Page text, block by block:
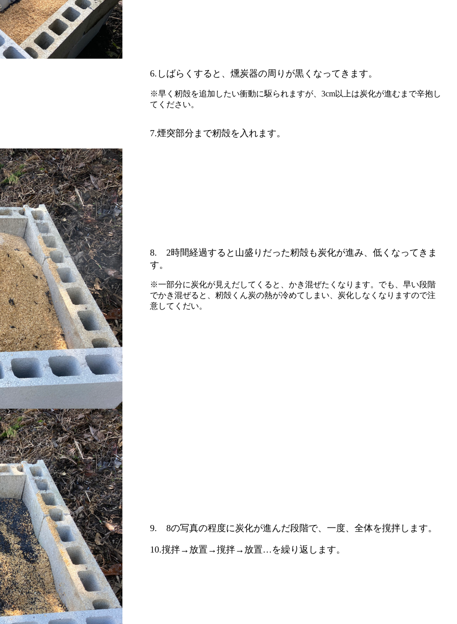
6.しばらくすると、燻炭器の周りが黒くなってきます。
※早く籾殻を追加したい衝動に駆られますが、3cm以上は炭化が進むまで辛抱し
てください。
7.煙突部分まで籾殻を入れます。
8. 2時間経過すると山盛りだった籾殻も炭化が進み、低くなってきま
す。
※一部分に炭化が見えだしてくると、かき混ぜたくなります。でも、早い段階
でかき混ぜると、籾殻くん炭の熱が冷めてしまい、炭化しなくなりますので注
意してくだい。
9. 8の写真の程度に炭化が進んだ段階で、一度、全体を撹拌します。
10.撹拌→放置→撹拌→放置…を繰り返します。